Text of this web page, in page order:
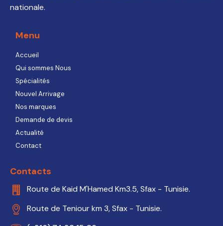
nationale.
Menu
Accueil
Qui sommes Nous
Spécialités
Nouvel Arrivage
Nos marques
Demande de devis
Actualité
Contact
Contacts
Route de Kaid M'Hamed Km3.5, Sfax - Tunisie.
Route de Teniour km 3, Sfax - Tunisie.